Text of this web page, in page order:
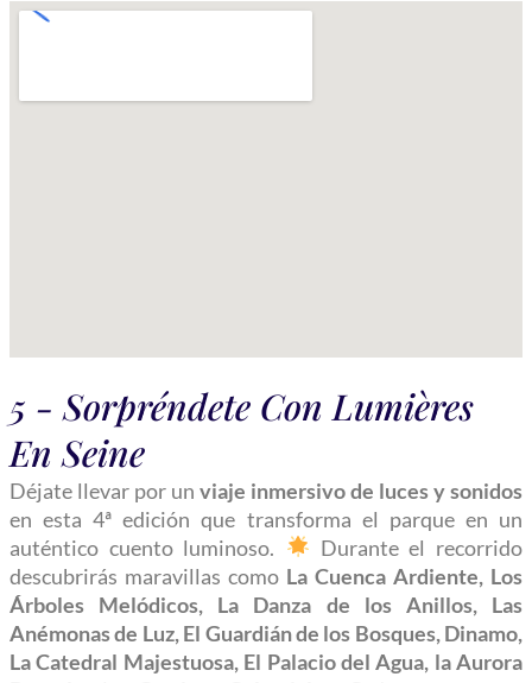
5 - Sorpréndete Con Lumières
En Seine
Déjate llevar por un viaje inmersivo de luces y sonidos
en esta 4ª edición que transforma el parque en un
auténtico cuento luminoso.
Durante el recorrido
descubrirás maravillas como La Cuenca Ardiente, Los
Árboles Melódicos, La Danza de los Anillos, Las
Anémonas de Luz, El Guardián de los Bosques, Dinamo,
La Catedral Majestuosa, El Palacio del Agua, la Aurora